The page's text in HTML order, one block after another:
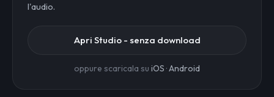
l'audio.
Apri Studio - senza download
oppure scaricala su iOS ·Android